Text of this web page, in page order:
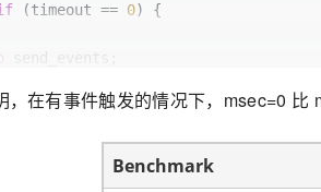
(timeout == 0) {
，在有事件触发的情况下，msec=0 比
Benchmark